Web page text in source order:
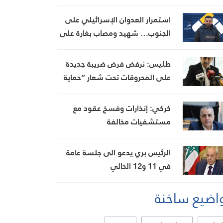
استمرار العدوان الإسرائيلي على
الجنوب… شهيد ومصاب بغارة على
بلدات
طليس: نرفض فرض ضريبة جديدة
على المحروقات تحت شعار “حماية
كركي: إنذارات وفسخ عقود مع
مستشفيات مخالفة
الرئيس بري يدعو الى جلسة عامة
في 11 و12 الحالي
ساخنة